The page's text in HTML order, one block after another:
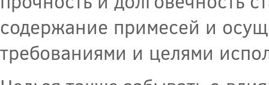
содержание примесей и
требованиями и целями